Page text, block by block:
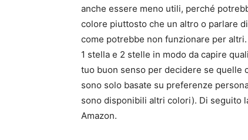
anche essere meno utili, perché
colore piuttosto che un altro o parlare
come potrebbe non funzionare per
1 stella e 2 stelle in modo da capire
tuo buon senso per decidere se quelle
sono solo basate su preferenze
sono disponibili altri colori). Di seguito
Amazon.